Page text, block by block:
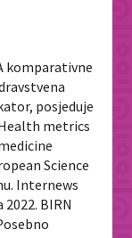
komparativne
posjeduje
metrics
Science
Internews
BIRN